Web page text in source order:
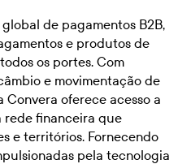
de pagamentos B2B,
e produtos de
os portes. Com
e movimentação de
Convera oferece acesso a
rede financeira que
e territórios. Fornecendo
pela tecnologia